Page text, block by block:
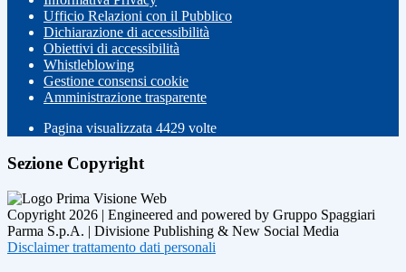
Ufficio Relazioni con il Pubblico
Dichiarazione di accessibilità
Obiettivi di accessibilità
Whistleblowing
Gestione consensi cookie
Amministrazione trasparente
Pagina visualizzata 4429 volte
Sezione Copyright
Copyright 2026 | Engineered and powered by Gruppo Spaggiari
Parma S.p.A. | Divisione Publishing & New Social Media
Disclaimer trattamento dati personali